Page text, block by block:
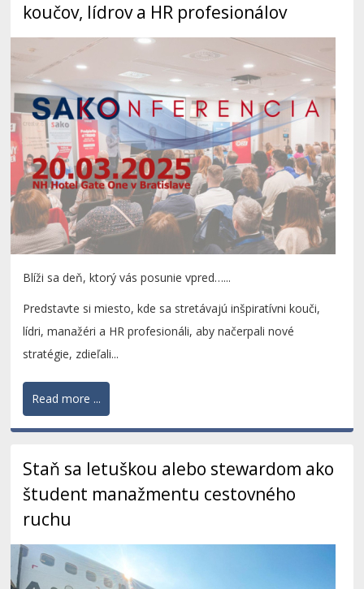
koučov, lídrov a HR profesionálov
Blíži sa deň, ktorý vás posunie vpred…...
Predstavte si miesto, kde sa stretávajú inšpiratívni kouči,
lídri, manažéri a HR profesionáli, aby načerpali nové
stratégie, zdieľali...
Read more ...
Staň sa letuškou alebo stewardom ako
študent manažmentu cestovného
ruchu